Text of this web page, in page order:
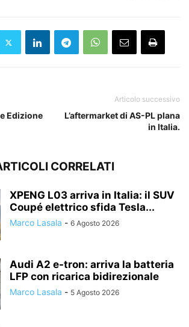
Edizione
Articolo successivo
L’aftermarket di AS-PL plana
in Italia.
CORRELATI
XPENG L03 arriva in Italia: il SUV
Coupé elettrico sfida Tesla...
Marco Lasala - 6 Agosto 2026
Audi A2 e-tron: arriva la batteria
LFP con ricarica bidirezionale
Marco Lasala - 5 Agosto 2026